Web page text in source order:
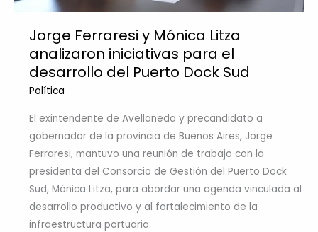
Jorge Ferraresi y Mónica Litza
analizaron iniciativas para el
desarrollo del Puerto Dock Sud
Política
El exintendente de Avellaneda y precandidato a
gobernador de la provincia de Buenos Aires, Jorge
Ferraresi, mantuvo una reunión de trabajo con la
presidenta del Consorcio de Gestión del Puerto Dock
Sud, Mónica Litza, para abordar una agenda vinculada al
desarrollo productivo y al fortalecimiento de la
infraestructura portuaria.